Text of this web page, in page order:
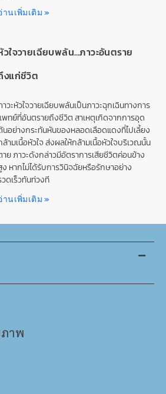
านเพิ่มเติม »
วใจวายเฉียบพลัน…ภาวะอันตราย
งแก่ชีวิต
าวะหัวใจวายเฉียบพลันเป็นภาวะฉุกเฉินทางการ
พทย์ที่อันตรายถึงชีวิต สาเหตุเกิดจากการอุด
นอย่างกระทันหันของหลอดเลือดแดงที่ไปเลี้ยง
ล้ามเนื้อหัวใจ ส่งผลให้กล้ามเนื้อหัวใจบริเวณนั้น
าย ภาวะดังกล่าวมีอัตราการเสียชีวิตค่อนข้าง
ง หากไม่ได้รับการวินิจฉัยหรือรักษาอย่าง
วดเร็วทันท่วงที
านเพิ่มเติม »
ภาพ